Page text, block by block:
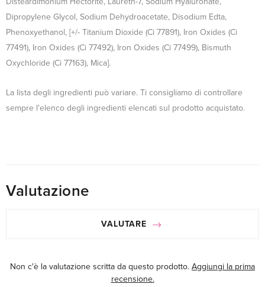
Dipropylene Glycol, Sodium Dehydroacetate, Disodium Edta,
Phenoxyethanol, [+/- Titanium Dioxide (Ci 77891), Iron Oxides (Ci
77491), Iron Oxides (Ci 77492), Iron Oxides (Ci 77499), Bismuth
Oxychloride (Ci 77163), Mica].
La lista degli ingredienti può variare. Ti consigliamo di controllare
sempre l'elenco degli ingredienti elencati sul prodotto acquistato.
Valutazione
VALUTARE
Non c'è la valutazione scritta da questo prodotto. Aggiungi la prima
recensione.